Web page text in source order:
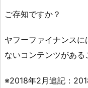
ご存知ですか？
ヤフーファイナンス
ないコンテンツがあ
※2018年2月追記：